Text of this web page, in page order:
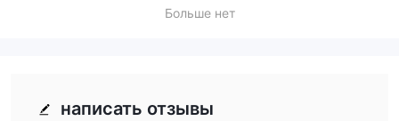
Торговые инструменты
Больше нет
написать отзывы